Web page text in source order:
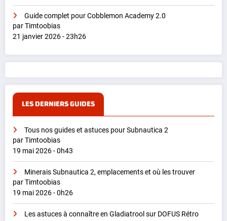
Guide complet pour Cobblemon Academy 2.0
par Timtoobias
21 janvier 2026 - 23h26
LES DERNIERS GUIDES
Tous nos guides et astuces pour Subnautica 2
par Timtoobias
19 mai 2026 - 0h43
Minerais Subnautica 2, emplacements et où les trouver
par Timtoobias
19 mai 2026 - 0h26
Les astuces à connaître en Gladiatrool sur DOFUS Rétro